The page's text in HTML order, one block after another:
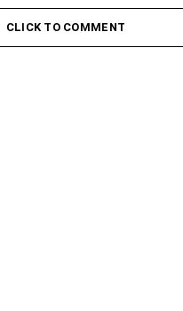
Leo Santana abre
encerra a 42.ª
CLICK TO COMMENT